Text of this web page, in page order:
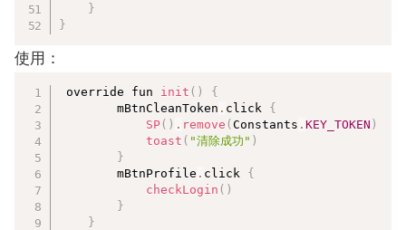
}
}
使用：
override fun init ( )
{
        mBtnCleanToken
. click {
SP( ) . remove (Constants .KEY_TOKEN )
toast ( "清除成功" )
}
        mBtnProfile
. click {
checkLogin ( )
}
}